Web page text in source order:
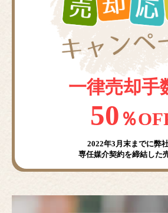
一律売却手
50 ％
2022年3月末までに弊
専任媒介契約を締結した